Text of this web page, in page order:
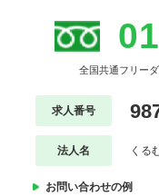
全国共通フリー
求人番号
法人名 くる
お問い合わせの例